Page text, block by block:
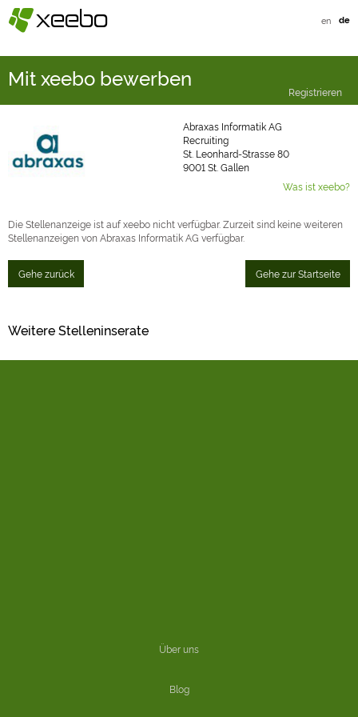
§xeebo en de
Mit xeebo bewerben
Registrieren
Abraxas Informatik AG
Recruiting
St. Leonhard-Strasse 80
9001 St. Gallen
Was ist xeebo?
Die Stellenanzeige ist auf xeebo nicht verfügbar. Zurzeit sind keine weiteren
Stellenanzeigen von Abraxas Informatik AG verfügbar.
Gehe zurück Gehe zur Startseite
Weitere Stelleninserate
Über uns
Blog